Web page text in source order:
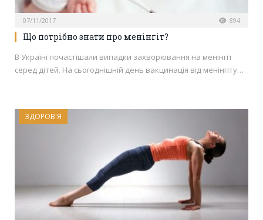
07/11/2017 894
Що потрібно знати про менінгіт?
В Україні почастішали випадки захворювання на менінгіт
серед дітей. На сьогоднішній день вакцинація від менінгіту…
ЗДОРОВ'Я